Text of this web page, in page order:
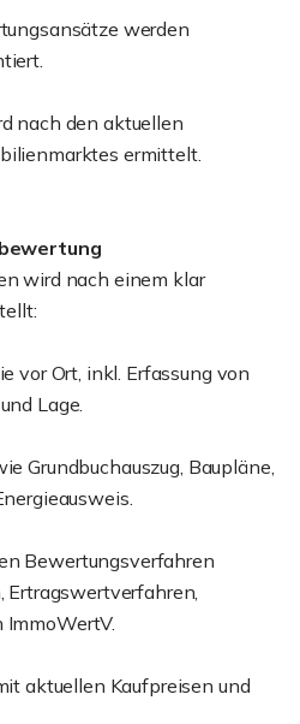
werden
nach den aktuellen
ermittelt.
wird nach einem klar
vor Ort, inkl. Erfassung von
Lage.
Grundbuchauszug, Baupläne,
Bewertungsverfahren
Ertragswertverfahren,
aktuellen Kaufpreisen und